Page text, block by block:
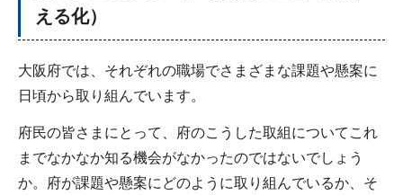
える化）
大阪府では、それぞれの職場でさまざまな課題や懸案に
日頃から取り組んでいます。
府民の皆さまにとって、府のこうした取組についてこれ
までなかなか知る機会がなかったのではないでしょう
か。府が課題や懸案にどのように取り組んでいるか、そ